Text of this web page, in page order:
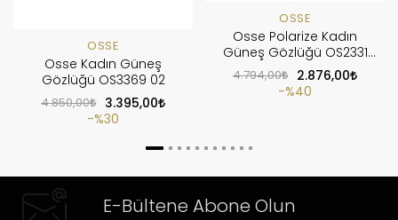
OSSE
Osse Kadın Güneş
Gözlüğü OS3369 02
4.850,00
3.395,00
%30
OSSE
Osse Polarize Kadın
Güneş Gözlüğü OS2331
C2
4.794,00
2.876,00
%40
E-Bültene Abone Olun